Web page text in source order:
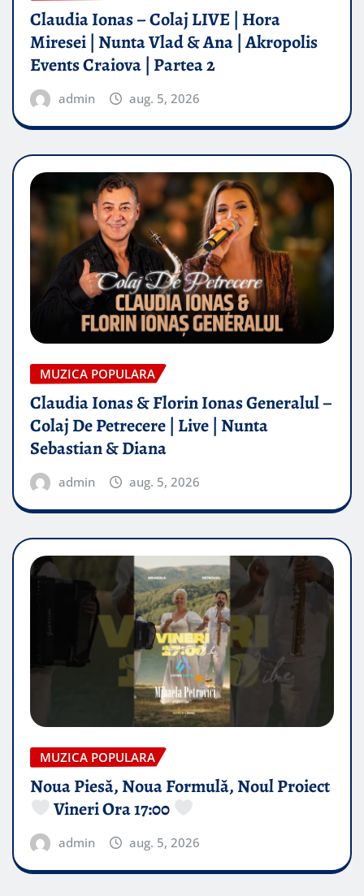
Claudia Ionas – Colaj LIVE | Hora
Miresei | Nunta Vlad & Ana | Akropolis
Events Craiova | Partea 2
admin aug. 5, 2026
MUZICA POPULARA
Claudia Ionas & Florin Ionas Generalul –
Colaj De Petrecere | Live | Nunta
Sebastian & Diana
admin aug. 5, 2026
MUZICA POPULARA
Noua Piesă, Noua Formulă, Noul Proiect
Vineri Ora 17:00
admin aug. 5, 2026